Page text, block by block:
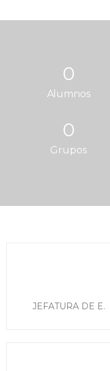
0
Alumnos
0
Grupos
JEFATURA DE E.